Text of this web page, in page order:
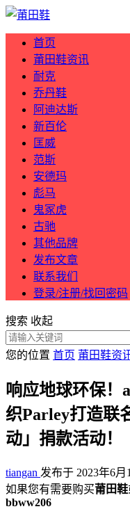
首页
莆田鞋资讯
耐克
乔丹鞋
阿迪达斯
新百伦
匡威
范斯
安德玛
彪马
鬼冢虎
古驰
其他品牌
发布文章
联系我们
登录/注册/找回密码
搜索 收起
您的位置 首页 莆田鞋资
响应地球环保！
织Parley打造联
动」捐款活动！
tiangan 发布于 2023年6月
如果您有需要购买莆田鞋
bbww206